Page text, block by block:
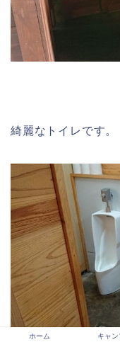
綺麗なトイレです。
ホーム キャン